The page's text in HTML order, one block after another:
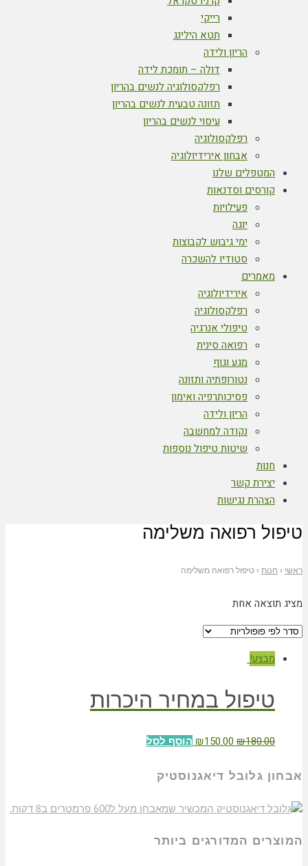
רייקי
תטא הילינג
הריון ולידה
דולה – תומכת לידה
רפלקסולוגיה לנשים בהריון
תזונה טבעית לנשים בהריון
עיסוי לנשים בהריון
רפלקסולוגיה
אבחון אירידיולוגיה
המטפלים שלנו
קורסים וסדנאות
פעילויות
יוגה
ימי גיבוש לקבוצות
סטודיו להשכרה
מאמרים
אירידיולוגיה
רפלקסולוגיה
טיפולי אנרגיה
רפואה סינית
מגע וגוף
נטורופתיה ותזונה
פסיכותרפיה ואימון
הריון ולידה
נקודה למחשבה
שיטות טיפול נוספות
חנות
יצירת קשר
הצהרת נגישות
טיפול רפואה משלימה
ראשי › חנות › טיפול רפואה משלימה
מציג תוצאה אחת
מבצע!
טיפול במחיר היכרות
₪180.00
₪150.00 הוסף לסל
אבחון גלובל דיאגנוסטיק
המוצרים המדורגים ביותר